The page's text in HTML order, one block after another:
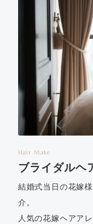
Hair Make
ブライダルヘ
結婚式当日の花嫁
介。
人気の花嫁ヘアア